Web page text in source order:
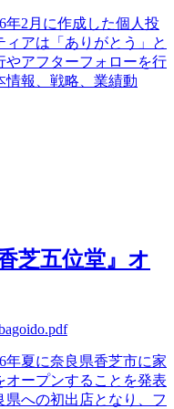
年2月に作成した個人投
アは「ありがとう」と
やアフターフォローを行
情報、戦略、業績動
芝五位堂』オ
年夏に奈良県香芝市に家
ープンすることを発表
への初出店となり、フ